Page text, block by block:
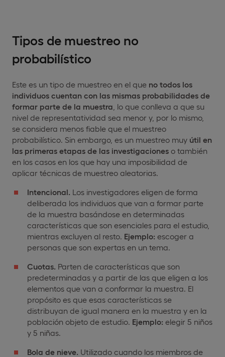
Tipos de muestreo no
probabilístico
Este es un tipo de muestreo en el que no todos los
individuos cuentan con las mismas probabilidades de
formar parte de la muestra , lo que conlleva a que su
nivel de representatividad sea menor y, por lo mismo,
se considera menos fiable que el muestreo
probabilístico. Sin embargo, es un muestreo muy útil en
las primeras etapas de las investigaciones o también
en los casos en los que hay una imposibilidad de
aplicar técnicas de muestreo aleatorias.
Intencional. Los investigadores eligen de forma
deliberada los individuos que van a formar parte
de la muestra basándose en determinadas
características que son esenciales para el estudio,
mientras excluyen al resto. Ejemplo: escoger a
personas que son expertas en un tema.
Cuotas. Parten de características que son
predeterminadas y a partir de las que eligen a los
elementos que van a conformar la muestra. El
propósito es que esas características se
distribuyan de igual manera en la muestra y en la
población objeto de estudio. Ejemplo: elegir 5 niños
y 5 niñas.
Bola de nieve. Utilizado cuando los miembros de